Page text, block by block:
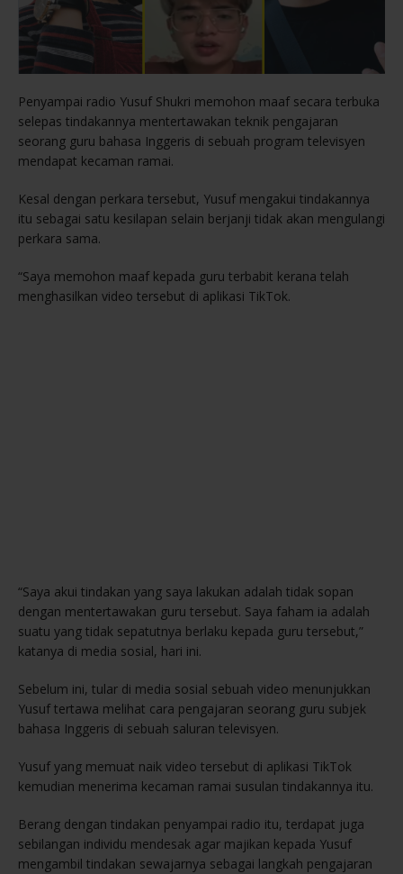
Penyampai radio Yusuf Shukri memohon maaf secara terbuka
selepas tindakannya mentertawakan teknik pengajaran
seorang guru bahasa Inggeris di sebuah program televisyen
mendapat kecaman ramai.
Kesal dengan perkara tersebut, Yusuf mengakui tindakannya
itu sebagai satu kesilapan selain berjanji tidak akan mengulangi
perkara sama.
“Saya memohon maaf kepada guru terbabit kerana telah
menghasilkan video tersebut di aplikasi TikTok.
“Saya akui tindakan yang saya lakukan adalah tidak sopan
dengan mentertawakan guru tersebut. Saya faham ia adalah
suatu yang tidak sepatutnya berlaku kepada guru tersebut,”
katanya di media sosial, hari ini.
Sebelum ini, tular di media sosial sebuah video menunjukkan
Yusuf tertawa melihat cara pengajaran seorang guru subjek
bahasa Inggeris di sebuah saluran televisyen.
Yusuf yang memuat naik video tersebut di aplikasi TikTok
kemudian menerima kecaman ramai susulan tindakannya itu.
Berang dengan tindakan penyampai radio itu, terdapat juga
sebilangan individu mendesak agar majikan kepada Yusuf
mengambil tindakan sewajarnya sebagai langkah pengajaran